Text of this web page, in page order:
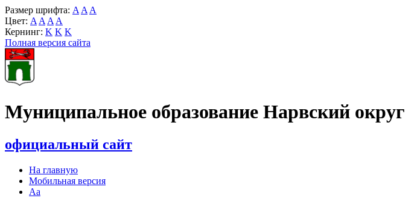
Размер шрифта: A A A
Цвет: A A A A
Кернинг: K K K
Полная версия сайта
Муниципальное образование Нарвский округ
официальный сайт
На главную
Мобильная версия
Aa